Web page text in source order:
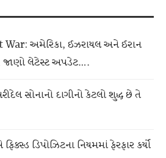
અમેરિકા, ઈઝરાયલ અને ઈરાન
જાણો લેટેસ્ટ અપડેટ….
સોનાનો દાગીનો કેટલો શુદ્ધ છે તે
ડિપોઝિટના નિયમમાં ફેરફાર કર્યો